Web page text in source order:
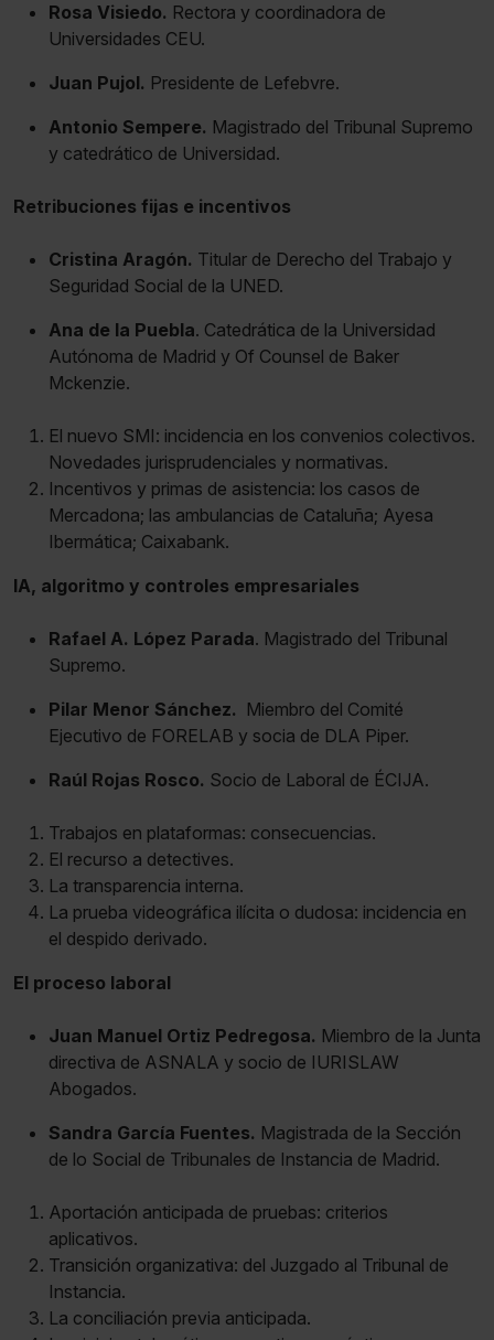
Rosa Visiedo. Rectora y coordinadora de
Universidades CEU.
Juan Pujol. Presidente de Lefebvre.
Antonio Sempere. Magistrado del Tribunal Supremo
y catedrático de Universidad.
Retribuciones fijas e incentivos
Cristina Aragón. Titular de Derecho del Trabajo y
Seguridad Social de la UNED.
Ana de la Puebla. Catedrática de la Universidad
Autónoma de Madrid y Of Counsel de Baker
Mckenzie.
El nuevo SMI: incidencia en los convenios colectivos.
Novedades jurisprudenciales y normativas.
Incentivos y primas de asistencia: los casos de
Mercadona; las ambulancias de Cataluña; Ayesa
Ibermática; Caixabank.
IA, algoritmo y controles empresariales
Rafael A. López Parada. Magistrado del Tribunal
Supremo.
Pilar Menor Sánchez. Miembro del Comité
Ejecutivo de FORELAB y socia de DLA Piper.
Raúl Rojas Rosco. Socio de Laboral de ÉCIJA.
Trabajos en plataformas: consecuencias.
El recurso a detectives.
La transparencia interna.
La prueba videográfica ilícita o dudosa: incidencia en
el despido derivado.
El proceso laboral
Juan Manuel Ortiz Pedregosa. Miembro de la Junta
directiva de ASNALA y socio de IURISLAW
Abogados.
Sandra García Fuentes. Magistrada de la Sección
de lo Social de Tribunales de Instancia de Madrid.
Aportación anticipada de pruebas: criterios
aplicativos.
Transición organizativa: del Juzgado al Tribunal de
Instancia.
La conciliación previa anticipada.